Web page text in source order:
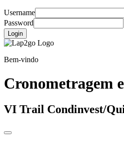
Username
Password
Login
Bem-vindo
Cronometragem
VI Trail Condinvest/